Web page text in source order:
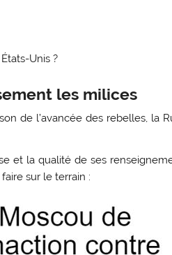
Unis ?
les milices
de l’avancée des rebelles, la
et la qualité de ses
sur le terrain :